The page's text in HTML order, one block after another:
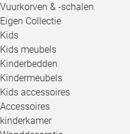
Vuurkorven & -schalen
Eigen Collectie
Kids
Kids meubels
Kinderbedden
Kindermeubels
Kids accessoires
Accessoires
kinderkamer